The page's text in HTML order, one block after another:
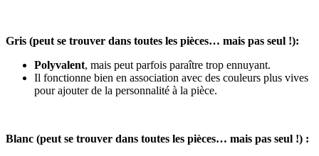
Gris (peut se trouver dans toutes les pièces… mais pas seul !):
Polyvalent, mais peut parfois paraître trop ennuyant.
Il fonctionne bien en association avec des couleurs plus vives
pour ajouter de la personnalité à la pièce.
Blanc (peut se trouver dans toutes les pièces… mais pas seul !) :